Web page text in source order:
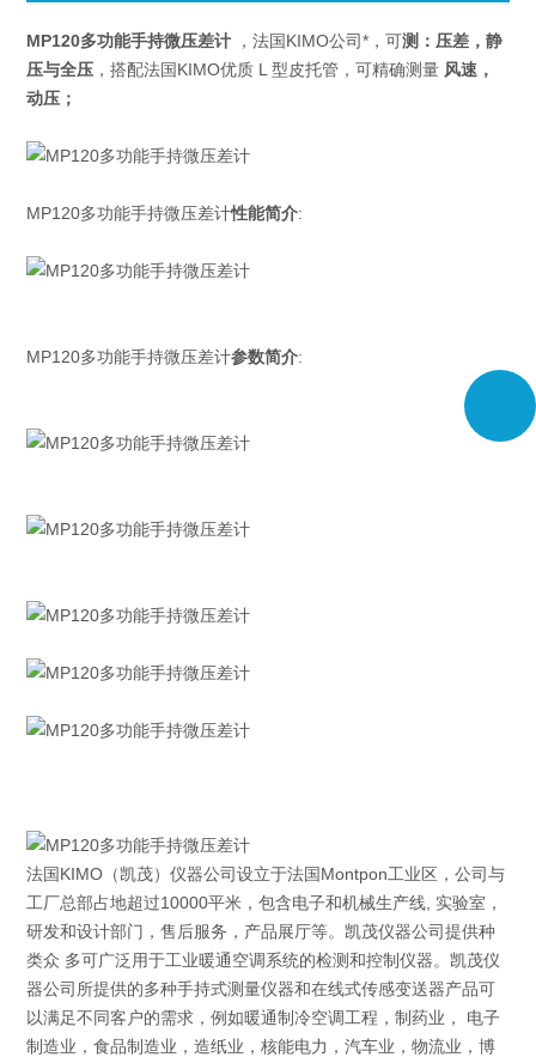
MP120多功能手持微压差计 ，法国KIMO公司*，可测：压差，静
压与全压 ，搭配法国KIMO优质 L 型皮托管，可精确测量 风速 ，
动压；
MP120多功能手持微压差计性能简介:
MP120多功能手持微压差计参数简介:
法国KIMO（凯茂）仪器公司设立于法国Montpon工业区，公司与
工厂总部占地超过10000平米，包含电子和机械生产线, 实验室，
研发和设计部门，售后服务，产品展厅等。凯茂仪器公司提供种
类众 多可广泛用于工业暖通空调系统的检测和控制仪器。凯茂仪
器公司所提供的多种手持式测量仪器和在线式传感变送器产品可
以满足不同客户的需求，例如暖通制冷空调工程，制药业， 电子
制造业，食品制造业，造纸业，核能电力，汽车业，物流业，博